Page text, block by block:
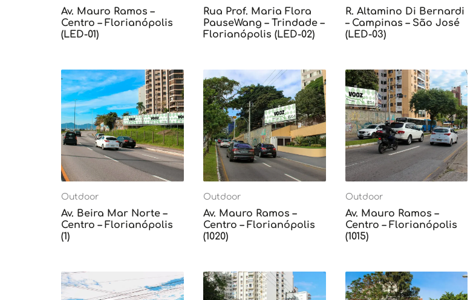
Av. Mauro Ramos –
Centro – Florianópolis
(LED-01)
Rua Prof. Maria Flora
PauseWang – Trindade –
Florianópolis (LED-02)
R. Altamino Di Bernardi
– Campinas – São José
(LED-03)
Outdoor
Av. Beira Mar Norte –
Centro – Florianópolis
(1)
Outdoor
Av. Mauro Ramos –
Centro – Florianópolis
(1020)
Outdoor
Av. Mauro Ramos –
Centro – Florianópolis
(1015)